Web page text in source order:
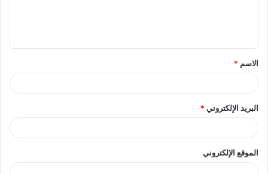
الاسم *
البريد الإلكتروني *
الموقع الإلكتروني